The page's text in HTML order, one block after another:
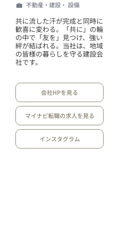
不動産・建設・ 設備
共に流した汗が完成と同時に
歓喜に変わる。「共に」の輪
の中で「友を」見つけ、強い
絆が結ばれる。当社は、地域
の皆様の暮らしを守る建設会
社です。
会社HPを見る
マイナビ転職の求人を見る
インスタグラム